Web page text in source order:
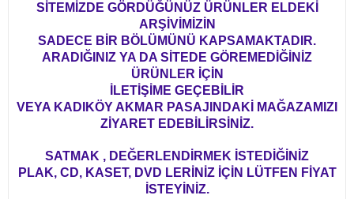
SİTEMİZDE GÖRDÜĞÜNÜZ ÜRÜNLER ELDEKİ
ARŞİVİMİZİN
SADECE BİR BÖLÜMÜNÜ KAPSAMAKTADIR.
ARADIĞINIZ YA DA SİTEDE GÖREMEDİĞİNİZ
ÜRÜNLER İÇİN
İLETİŞİME GEÇEBİLİR
VEYA KADIKÖY AKMAR PASAJINDAKİ MAĞAZAMIZI
ZİYARET EDEBİLİRSİNİZ.
SATMAK , DEĞERLENDİRMEK İSTEDİĞİNİZ
PLAK, CD, KASET, DVD LERİNİZ İÇİN LÜTFEN FİYAT
İSTEYİNİZ.